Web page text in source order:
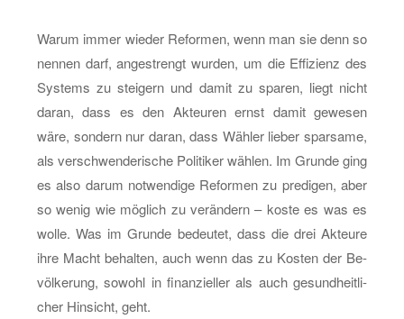
Warum immer wie­der Re­for­men, wenn man sie denn so
nen­nen darf, an­ge­strengt wur­den, um die Ef­fi­zi­enz des
Sys­tems zu stei­gern und damit zu spa­ren, liegt nicht
daran, dass es den Ak­teu­ren ernst damit ge­we­sen
wäre, son­dern nur daran, dass Wäh­ler lie­ber spar­sa­me,
als ver­schwen­de­ri­sche Po­li­ti­ker wäh­len. Im Grun­de ging
es also darum not­wen­di­ge Re­for­men zu pre­di­gen, aber
so wenig wie mög­lich zu ver­än­dern – koste es was es
wolle. Was im Grun­de be­deu­tet, dass die drei Ak­teu­re
ihre Macht be­hal­ten, auch wenn das zu Kos­ten der Be­
völ­ke­rung, so­wohl in fi­nan­zi­el­ler als auch ge­sund­heit­li­
cher Hin­sicht, geht.